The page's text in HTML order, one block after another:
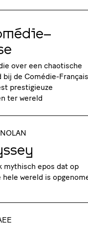
over een chaotische
bij de Comédie-
prestigieuze
ter wereld
mythisch epos dat op
wereld is